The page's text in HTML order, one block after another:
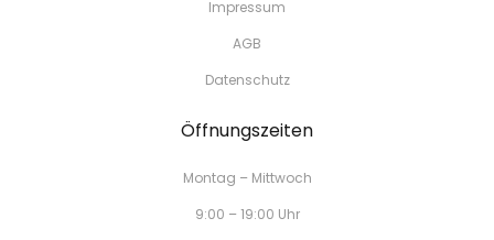
Impressum
AGB
Datenschutz
Öffnungszeiten
Montag – Mittwoch
9:00 – 19:00 Uhr